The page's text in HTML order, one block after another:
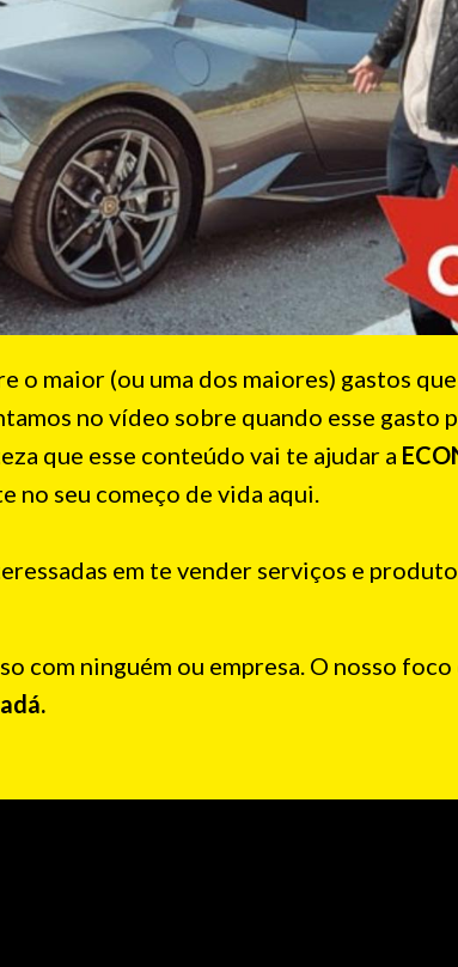
o maior (ou uma dos maiores) gastos
no vídeo sobre quando esse gasto
que esse conteúdo vai te ajudar a
no seu começo de vida aqui.
em te vender serviços e
com ninguém ou empresa. O nosso